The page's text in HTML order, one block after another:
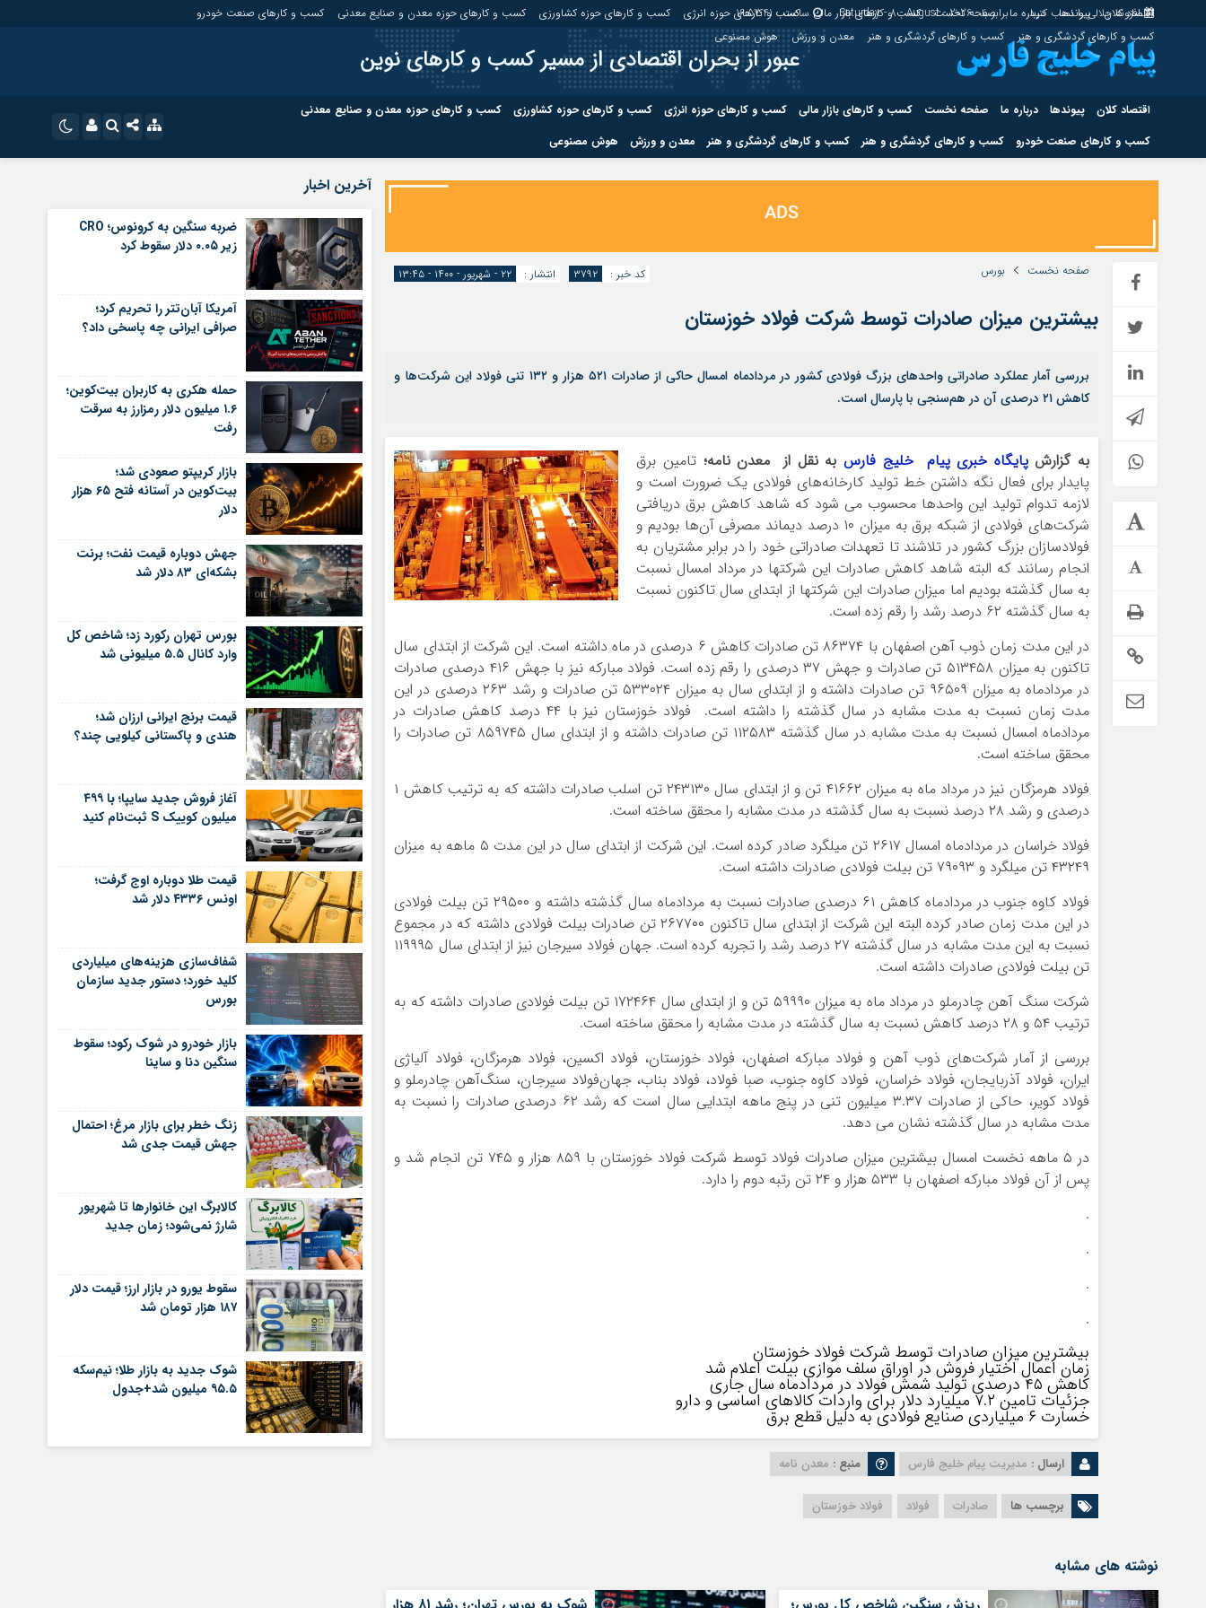
افزونه جلالی را نصب کنید. برابر با : Saturday - 8 - August - 2026 ساعت : 16:57:42 اقتصاد کلان پیوندها درباره ما صفحه نخست کسب و کارهای بازار مالی کسب و کارهای حوزه انرژی کسب و کارهای حوزه کشاورزی کسب و کارهای حوزه معدن و صنایع معدنی
کسب و کارهای صنعت خودرو
کسب و کارهای گردشگری و هنر
کسب و کارهای گردشگری و هنر معدن و ورزش هوش مصنوعی
عبور از بحران اقتصادی از مسیر کسب و کارهای نوین
اقتصاد کلان پیوندها درباره ما صفحه نخست کسب و کارهای بازار مالی کسب و کارهای حوزه انرژی کسب و کارهای حوزه کشاورزی
کسب و کارهای حوزه معدن و صنایع معدنی
کسب و کارهای صنعت خودرو
کسب و کارهای گردشگری و هنر کسب و کارهای گردشگری و هنر معدن و ورزش هوش مصنوعی
سروش
ایتا
آپارات
اپلیکیشن
رمز عبور
مرا به خاطر بسپار
اقتصاد کلان پیوندها درباره ما صفحه نخست
کسب و کارهای حوزه کشاورزی کسب و کارهای صنعت خودرو کسب و کارهای گردشگری و هنر
کسب و کارهای گردشگری و هنر
هوش مصنوعی
صفحه نخست بورس انتشار : ۲۲ - شهریور - ۱۴۰۰ - ۱۳:۴۵ کد خبر : ۳۷۹۲
بیشترین میزان صادرات توسط شرکت فولاد خوزستان
بررسی آمار عملکرد صادراتی واحدهای بزرگ فولادی کشور در مردادماه امسال حاکی از صادرات ۵۲۱ هزار و ۱۳۲ تنی فولاد این شرکت‌ها و
کاهش ۲۱ درصدی آن در هم‌سنجی با پارسال است.
به گزارشپایگاه خبری پیام خلیج فارسبه نقل از معدن نامه؛ تامین برق
پایدار برای فعال نگه داشتن خط تولید کارخانه‌های فولادی یک ضرورت است و
لازمه تدوام تولید این واحدها محسوب می شود که شاهد کاهش برق دریافتی
شرکت‌های فولادی از شبکه برق به میزان ۱۰ درصد دیماند مصرفی آن‌ها بودیم و
فولادسازان بزرگ کشور در تلاشند تا تعهدات صادراتی خود را در برابر مشتریان به
انجام رسانند که البته شاهد کاهش صادرات این شرکتها در مرداد امسال نسبت
به سال گذشته بودیم اما میزان صادرات این شرکتها از ابتدای سال تاکنون نسبت
به سال گذشته ۶۲ درصد رشد را رقم زده است.
در این مدت زمان ذوب آهن اصفهان با ۸۶۳۷۴ تن صادرات کاهش ۶ درصدی در ماه داشته است. این شرکت از ابتدای سال
تاکنون به میزان ۵۱۳۴۵۸ تن صادرات و جهش ۳۷ درصدی را رقم زده است. فولاد مبارکه نیز با جهش ۴۱۶ درصدی صادرات
در مردادماه به میزان ۹۶۵۰۹ تن صادرات داشته و از ابتدای سال به میزان ۵۳۳۰۲۴ تن صادرات و رشد ۲۶۳ درصدی در این
مدت زمان نسبت به مدت مشابه در سال گذشته را داشته است. فولاد خوزستان نیز با ۴۴ درصد کاهش صادرات در
مردادماه امسال نسبت به مدت مشابه در سال گذشته ۱۱۲۵۸۳ تن صادرات داشته و از ابتدای سال ۸۵۹۷۴۵ تن صادرات را
محقق ساخته است.
فولاد هرمزگان نیز در مرداد ماه به میزان ۴۱۶۶۲ تن و از ابتدای سال ۲۴۳۱۳۰ تن اسلب صادرات داشته که به ترتیب کاهش ۱
درصدی و رشد ۲۸ درصد نسبت به سال گذشته در مدت مشابه را محقق ساخته است.
فولاد خراسان در مردادماه امسال ۲۶۱۷ تن میلگرد صادر کرده است. این شرکت از ابتدای سال در این مدت ۵ ماهه به میزان
۴۳۲۴۹ تن میلگرد و ۷۹۰۹۳ تن بیلت فولادی صادرات داشته است.
فولاد کاوه جنوب در مردادماه کاهش ۶۱ درصدی صادرات نسبت به مردادماه سال گذشته داشته و ۲۹۵۰۰ تن بیلت فولادی
در این مدت زمان صادر کرده البته این شرکت از ابتدای سال تاکنون ۲۶۷۷۰۰ تن صادرات بیلت فولادی داشته که در مجموع
نسبت به این مدت مشابه در سال گذشته ۲۷ درصد رشد را تجربه کرده است. جهان فولاد سیرجان نیز از ابتدای سال ۱۱۹۹۹۵
تن بیلت فولادی صادرات داشته است.
شرکت سنگ آهن چادرملو در مرداد ماه به میزان ۵۹۹۹۰ تن و از ابتدای سال ۱۷۲۴۶۴ تن بیلت فولادی صادرات داشته که به
ترتیب ۵۴ و ۲۸ درصد کاهش نسبت به سال گذشته در مدت مشابه را محقق ساخته است.
بررسی از آمار شرکت‌های ذوب آهن و فولاد مبارکه اصفهان، فولاد خوزستان، فولاد اکسین، فولاد هرمزگان، فولاد آلیاژی
ایران، فولاد آذربایجان، فولاد خراسان، فولاد کاوه جنوب، صبا فولاد، فولاد بناب، جهان‌فولاد سیرجان، سنگ‌آهن چادرملو و
فولاد کویر، حاکی از صادرات ۳.۳۷ میلیون تنی در پنج ماهه ابتدایی سال است که رشد ۶۲ درصدی صادرات را نسبت به
مدت مشابه در سال گذشته نشان می دهد.
در ۵ ماهه نخست امسال بیشترین میزان صادرات فولاد توسط شرکت فولاد خوزستان با ۸۵۹ هزار و ۷۴۵ تن انجام شد و
پس از آن فولاد مبارکه اصفهان با ۵۳۳ هزار و ۲۴ تن رتبه دوم را دارد.
.
.
.
.
بیشترین میزان صادرات توسط شرکت فولاد خوزستان
زمان اعمال اختیار فروش در اوراق سلف موازی بیلت اعلام شد
کاهش ۴۵ درصدی تولید شمش فولاد در مردادماه سال جاری
جزئیات تامین ۷.۲ میلیارد دلار برای واردات کالاهای اساسی و دارو
خسارت ۶ میلیاردی صنایع فولادی به دلیل قطع برق
ارسال : مدیریت پیام خلیج فارس منبع : معدن نامه
برچسب ها صادرات فولاد فولاد خوزستان
نوشته های مشابه
آخرین اخبار
ضربه سنگین به کرونوس؛ CRO
زیر ۰.۰۵ دلار سقوط کرد
آمریکا آبان‌تتر را تحریم کرد؛
صرافی ایرانی چه پاسخی داد؟
حمله هکری به کاربران بیت‌کوین؛
۱.۶ میلیون دلار رمزارز به سرقت
رفت
بازار کریپتو صعودی شد؛
بیت‌کوین در آستانه فتح ۶۵ هزار
دلار
جهش دوباره قیمت نفت؛ برنت
بشکه‌ای ۸۳ دلار شد
بورس تهران رکورد زد؛ شاخص کل
وارد کانال ۵.۵ میلیونی شد
قیمت برنج ایرانی ارزان شد؛
هندی و پاکستانی کیلویی چند؟
آغاز فروش جدید سایپا؛ با ۴۹۹
میلیون کوییک S ثبت‌نام کنید
قیمت طلا دوباره اوج گرفت؛
اونس ۴۳۳۶ دلار شد
شفاف‌سازی هزینه‌های میلیاردی
کلید خورد؛ دستور جدید سازمان
بورس
بازار خودرو در شوک رکود؛ سقوط
سنگین دنا و ساینا
زنگ خطر برای بازار مرغ؛ احتمال
جهش قیمت جدی شد
کالابرگ این خانوارها تا شهریور
شارژ نمی‌شود؛ زمان جدید
سقوط یورو در بازار ارز؛ قیمت دلار
۱۸۷ هزار تومان شد
شوک جدید به بازار طلا؛ نیم‌سکه
۹۵.۵ میلیون شد+جدول